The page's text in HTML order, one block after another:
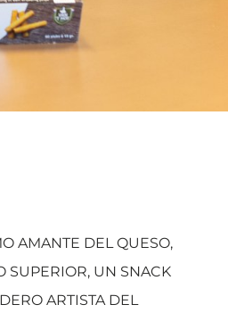
AMANTE DEL QUESO,
SUPERIOR, UN SNACK
ARTISTA DEL